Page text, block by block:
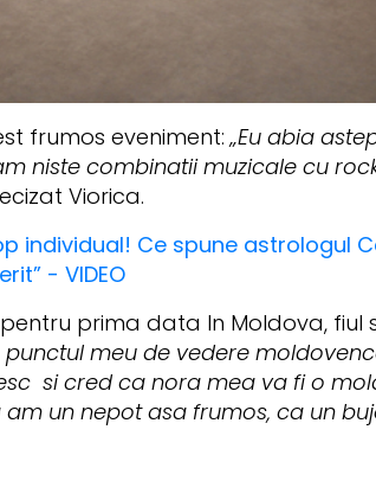
frumos eveniment:„Eu abia
niste combinatii muzicale cu
Viorica.
individual! Ce spune astrologul
- VIDEO
prima data In Moldova, fiul
punctul meu de vedere
si cred ca nora mea va fi o
un nepot asa frumos, ca un